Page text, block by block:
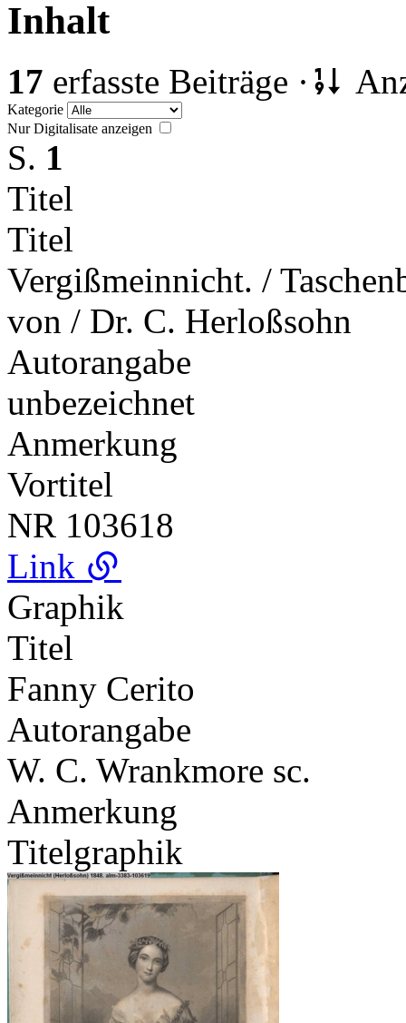
Inhalt
17 erfasste Beiträge ·
Kategorie
Nur Digitalisate anzeigen
S. 1
Titel
Titel
Vergißmeinnicht. /
von / Dr. C. Herloßsohn
Autorangabe
unbezeichnet
Anmerkung
Vortitel
NR 103618
Link
Graphik
Titel
Fanny Cerito
Autorangabe
W. C. Wrankmore sc.
Anmerkung
Titelgraphik